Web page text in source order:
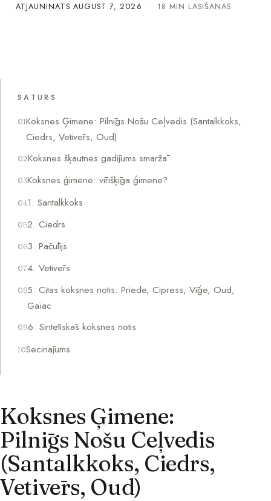
ATJAUNINĀTSAUGUST 7, 2026 · 18 MIN LASĪŠANAS
SATURS
Koksnes Ģimene: Pilnīgs Nošu Ceļvedis (Santalkkoks,
Ciedrs, Vetivērs, Oud)
Koksnes šķautnes gadījums smaržā
Koksnes ģimene: vīrišķīga ģimene?
1. Santalkkoks
2. Ciedrs
3. Pačūlijs
4. Vetivērs
5. Citas koksnes notis: Priede, Cipress, Vīģe, Oud,
Gaïac
6. Sintētiskās koksnes notis
Secinājums
Koksnes Ģimene:
Pilnīgs Nošu Ceļvedis
(Santalkkoks, Ciedrs,
Vetivērs, Oud)